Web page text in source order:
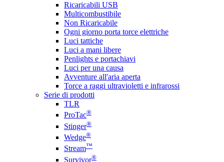
Ricaricabili USB
Multicombustibile
Non Ricaricabile
Ogni giorno porta torce elettriche
Luci tattiche
Luci a mani libere
Penlights e portachiavi
Luci per una causa
Avventure all'aria aperta
Torce a raggi ultravioletti e infrarossi
Serie di prodotti
TLR
ProTac®
Stinger®
Wedge®
Stream™
Survivor®